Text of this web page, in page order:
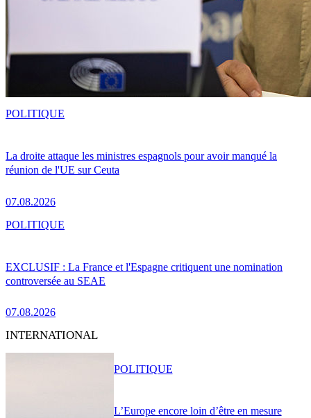
La droite attaque les ministres espagnols pour avoir manqué la
réunion de l'UE sur Ceuta
07.08.2026
POLITIQUE
EXCLUSIF : La France et l'Espagne critiquent une nomination
controversée au SEAE
07.08.2026
POLITIQUE
INTERNATIONAL
L’Europe encore loin d’être en mesure
POLITIQUE